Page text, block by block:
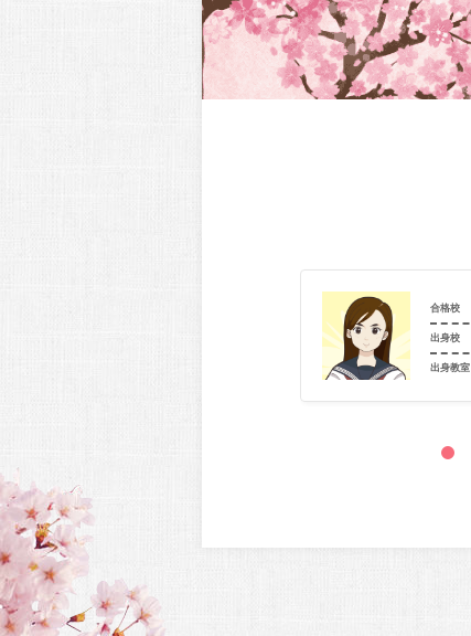
合格校
出身校
出身教室